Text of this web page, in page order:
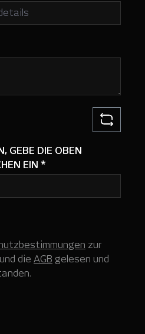
GEBE DIE OBEN
EIN *
zur
die AGB gelesen und